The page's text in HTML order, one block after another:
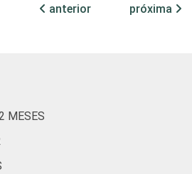
0 72 0
anterior próxima
MESES